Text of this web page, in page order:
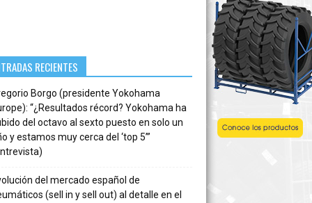
RECIENTES
Borgo (presidente Yokohama
“¿Resultados récord? Yokohama ha
del octavo al sexto puesto en solo un
y estamos muy cerca del ‘top 5’”
del mercado español de
(sell in y sell out) al detalle en el